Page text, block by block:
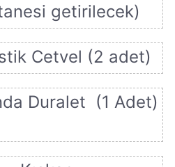
getirilecek)
Cetvel (2 adet)
Duralet (1 Adet)